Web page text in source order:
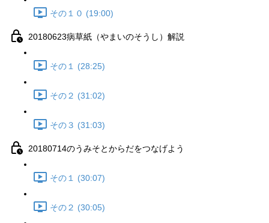
その１０ (19:00)
20180623病草紙（やまいのそうし）解説
その１ (28:25)
その２ (31:02)
その３ (31:03)
20180714のうみそとからだをつなげよう
その１ (30:07)
その２ (30:05)